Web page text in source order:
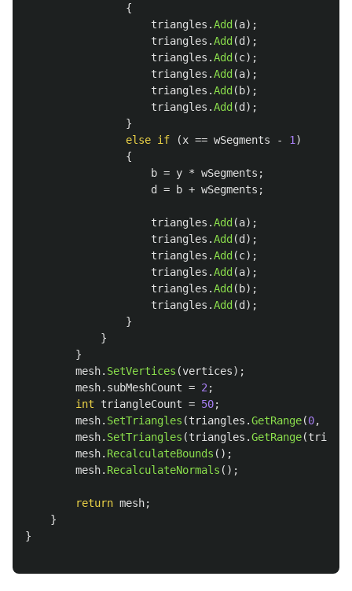
{
triangles .Add(a);
triangles .Add(d);
triangles .Add(c);
triangles .Add(a);
triangles .Add(b);
triangles .Add(d);
}
else if (x == wSegments - 1 )
{
b = y * wSegments ;
d = b + wSegments ;
triangles .Add(a);
triangles .Add(d);
triangles .Add(c);
triangles .Add(a);
triangles .Add(b);
triangles .Add(d);
}
}
}
mesh. SetVertices (vertices);
mesh. subMeshCount = 2 ;
int
triangleCount = 50;
mesh. SetTriangles (triangles .GetRange(0,
mesh. SetTriangles (triangles .GetRange(
mesh. RecalculateBounds ();
mesh. RecalculateNormals ();
return mesh;
}
}